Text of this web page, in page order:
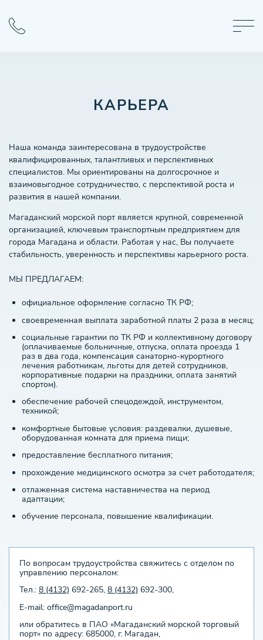
КАРЬЕРА
Наша команда заинтересована в трудоустройстве
квалифицированных, талантливых и перспективных
специалистов. Мы ориентированы на долгосрочное и
взаимовыгодное сотрудничество, с перспективой роста и
развития в нашей компании.
Магаданский морской порт является крупной, современной
организацией, ключевым транспортным предприятием для
города Магадана и области. Работая у нас, Вы получаете
стабильность, уверенность и перспективы карьерного роста.
МЫ ПРЕДЛАГАЕМ:
официальное оформление согласно ТК РФ;
своевременная выплата заработной платы 2 раза в месяц;
социальные гарантии по ТК РФ и коллективному договору
(оплачиваемые больничные, отпуска, оплата проезда 1
раз в два года, компенсация санаторно-курортного
лечения работникам, льготы для детей сотрудников,
корпоративные подарки на праздники, оплата занятий
спортом).
обеспечение рабочей спецодеждой, инструментом,
техникой;
комфортные бытовые условия: раздевалки, душевые,
оборудованная комната для приема пищи;
предоставление бесплатного питания;
прохождение медицинского осмотра за счет работодателя;
отлаженная система наставничества на период
адаптации;
обучение персонала, повышение квалификации.
По вопросам трудоустройства свяжитесь с отделом по
управлению персоналом:
Тел.: 8 (4132) 692-265, 8 (4132) 692-300,
E-mail: office@magadanport.ru
или обратитесь в ПАО «Магаданский морской торговый
порт» по адресу: 685000, г. Магадан,